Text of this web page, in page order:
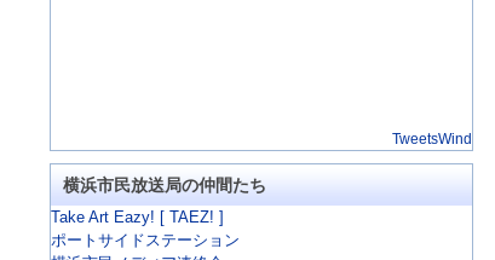
TweetsWind
横浜市民放送局の仲間たち
Take Art Eazy! [ TAEZ! ]
ポートサイドステーション